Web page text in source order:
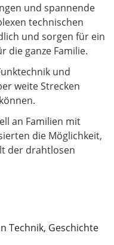
und spannende
technischen
und sorgen für ein
die ganze Familie.
und
weite Strecken
an Familien mit
die Möglichkeit,
der drahtlosen
Technik, Geschichte